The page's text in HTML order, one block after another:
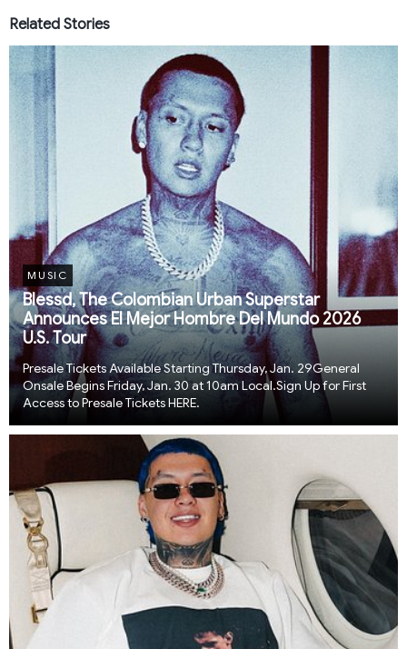
Related Stories
MUSIC
Blessd, The Colombian Urban Superstar
Announces El Mejor Hombre Del Mundo 2026
U.S. Tour
Presale Tickets Available Starting Thursday, Jan. 29General
Onsale Begins Friday, Jan. 30 at 10am Local.Sign Up for First
Access to Presale Tickets HERE.